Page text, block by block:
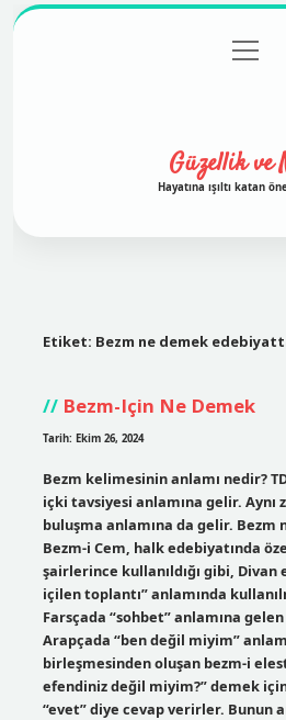
Gizlilik Politikası
menüyü
aç
Güzellik ve
Hayatına ışıltı katan
Etiket: Bezm ne demek
Bezm-Için Ne Demek
Tarih: Ekim 26, 2024
Bezm kelimesinin anlamı nedir?
içki tavsiyesi anlamına gelir.
buluşma anlamına da gelir. Bezm
Bezm-i Cem, halk edebiyatında
şairlerince kullanıldığı gibi, Divan
içilen toplantı” anlamında
Farsçada “sohbet” anlamına
Arapçada “ben değil miyim”
birleşmesinden oluşan bezm-i
efendiniz değil miyim?” demek
“evet” diye cevap verirler. Bunun